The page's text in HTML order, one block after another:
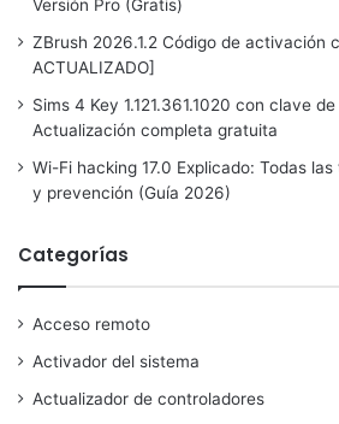
Versión Pro (Gratis)
ZBrush 2026.1.2 Código de activación
ACTUALIZADO]
Sims 4 Key 1.121.361.1020 con clave
Actualización completa gratuita
Wi-Fi hacking 17.0 Explicado: Todas
y prevención (Guía 2026)
Categorías
Acceso remoto
Activador del sistema
Actualizador de controladores